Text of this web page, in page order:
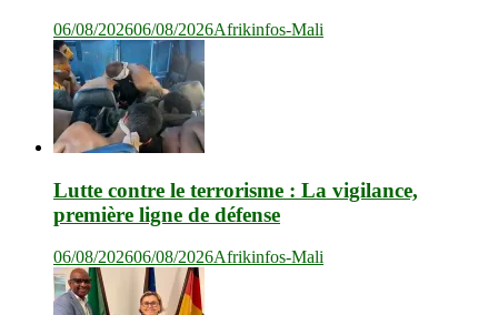
06/08/202606/08/2026Afrikinfos-Mali
Lutte contre le terrorisme : La vigilance,
première ligne de défense
06/08/202606/08/2026Afrikinfos-Mali